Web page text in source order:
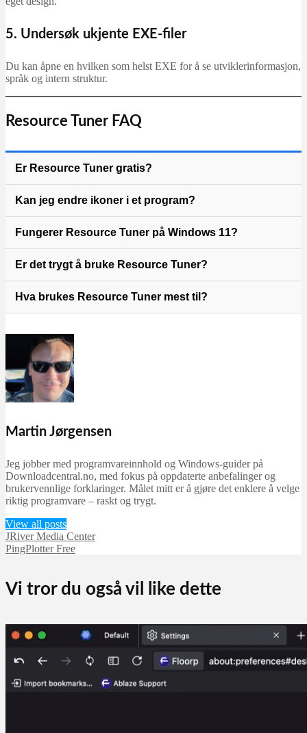
5. Undersøk ukjente EXE-filer
Du kan åpne en hvilken som helst EXE for å se utviklerinformasjon,
språk og intern struktur.
Resource Tuner FAQ
Er Resource Tuner gratis?
Kan jeg endre ikoner i et program?
Fungerer Resource Tuner på Windows 11?
Er det trygt å bruke Resource Tuner?
Hva brukes Resource Tuner mest til?
Martin Jørgensen
Jeg jobber med programvareinnhold og Windows-guider på
Downloadcentral.no, med fokus på oppdaterte anbefalinger og
brukervennlige forklaringer. Målet mitt er å gjøre det enklere å velge
riktig programvare – raskt og trygt.
View all posts
JRiver Media Center
PingPlotter Free
Vi tror du også vil like dette